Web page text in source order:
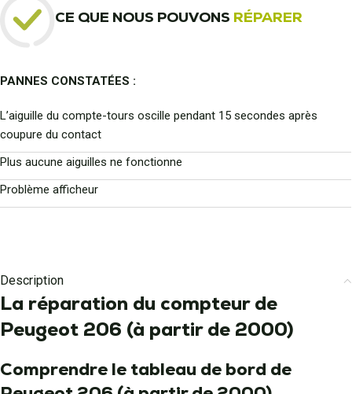
CE QUE NOUS POUVONS RÉPARER
PANNES CONSTATÉES :
L’aiguille du compte-tours oscille pendant 15 secondes après
coupure du contact
Plus aucune aiguilles ne fonctionne
Problème afficheur
Description
La réparation du compteur de
Peugeot 206 (à partir de 2000)
Comprendre le tableau de bord de